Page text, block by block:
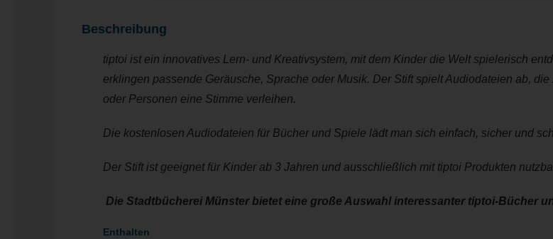
Beschreibung
tiptoi ist ein innovatives Lern- und Kreativsystem, mit dem Kinder die Welt spielerisch
erklingen passende Geräusche, Sprache oder Musik. Der Stift spielt Audiodateien ab,
oder Personen eine Stimme verleihen.
Die kostenlosen Audiodateien für Bücher und Spiele lädt man sich einfach, sicher und
Der Stift ist geeignet für Kinder ab 3 Jahren und ausschließlich mit tiptoi Produkten
Die Stadtbücherei Münster bietet eine große Auswahl interessanter tiptoi-Bücher
Enthalten